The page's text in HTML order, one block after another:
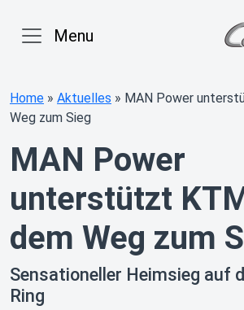
Menu
Home » Aktuelles » MAN Power
Weg zum Sieg
MAN Power
unterstützt
dem Weg zum
Sensationeller Heimsieg auf
Ring